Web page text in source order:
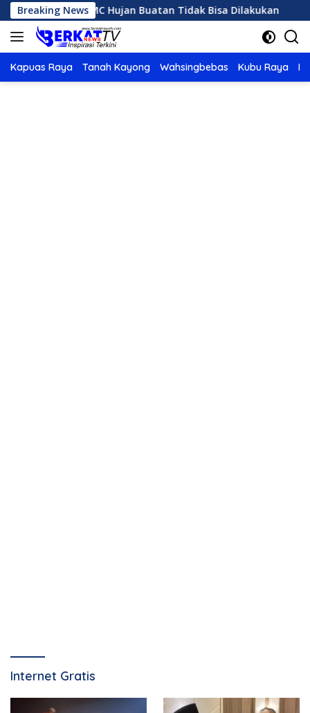
Langsung
ke
konten
Breaking News
Panas, OMC Hujan Buatan Tidak Bisa Dilakukan
Kapuas Raya Tanah Kayong Wahsingbebas Kubu Raya
Internet Gratis